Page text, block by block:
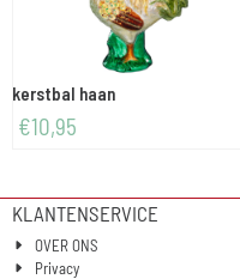
kerstbal haan
€10,95
KLANTENSERVICE
OVER ONS
Privacy